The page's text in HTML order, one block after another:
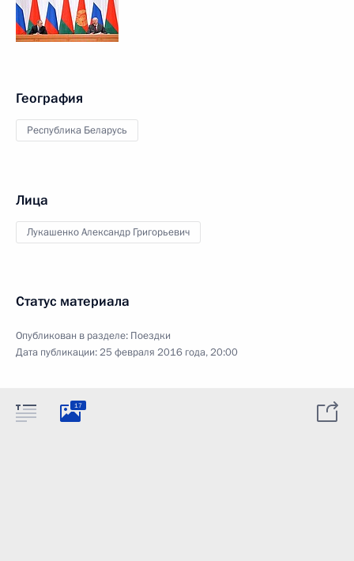
География
Республика Беларусь
Лица
Лукашенко Александр Григорьевич
Статус материала
Опубликован в разделе: Поездки
Дата публикации:25 февраля 2016 года, 20:00
17